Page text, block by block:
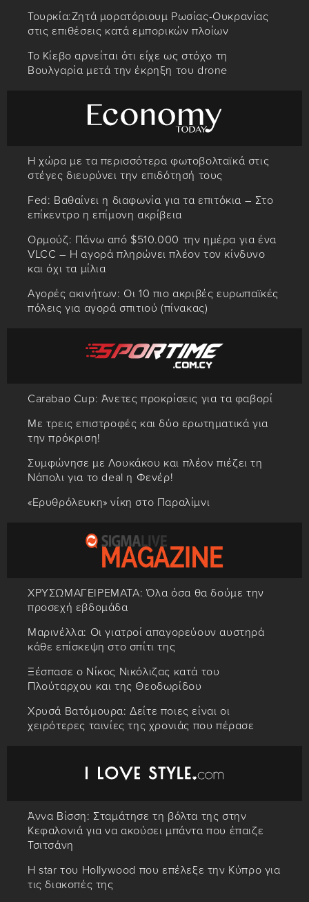
Τουρκία:Ζητά μορατόριουμ Ρωσίας-Ουκρανίας
στις επιθέσεις κατά εμπορικών πλοίων
Το Κίεβο αρνείται ότι είχε ως στόχο τη
Βουλγαρία μετά την έκρηξη του drone
Η χώρα με τα περισσότερα φωτοβολταϊκά στις
στέγες διευρύνει την επιδότησή τους
Fed: Βαθαίνει η διαφωνία για τα επιτόκια – Στο
επίκεντρο η επίμονη ακρίβεια
Ορμούζ: Πάνω από $510.000 την ημέρα για ένα
VLCC – Η αγορά πληρώνει πλέον τον κίνδυνο
και όχι τα μίλια
Αγορές ακινήτων: Οι 10 πιο ακριβές ευρωπαϊκές
πόλεις για αγορά σπιτιού (πίνακας)
Carabao Cup: Άνετες προκρίσεις για τα φαβορί
Με τρεις επιστροφές και δύο ερωτηματικά για
την πρόκριση!
Συμφώνησε με Λουκάκου και πλέον πιέζει τη
Νάπολι για το deal η Φενέρ!
«Ερυθρόλευκη» νίκη στο Παραλίμνι
ΧΡΥΣΩΜΑΓΕΙΡΕΜΑΤΑ: Όλα όσα θα δούμε την
προσεχή εβδομάδα
Μαρινέλλα: Οι γιατροί απαγορεύουν αυστηρά
κάθε επίσκεψη στο σπίτι της
Ξέσπασε ο Νίκος Νικόλιζας κατά του
Πλούταρχου και της Θεοδωρίδου
Χρυσά Βατόμουρα: Δείτε ποιες είναι οι
χειρότερες ταινίες της χρονιάς που πέρασε
Άννα Βίσση: Σταμάτησε τη βόλτα της στην
Κεφαλονιά για να ακούσει μπάντα που έπαιζε
Τσιτσάνη
Η star του Hollywood που επέλεξε την Κύπρο για
τις διακοπές της